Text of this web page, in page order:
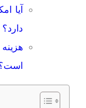
آیا
دارد؟